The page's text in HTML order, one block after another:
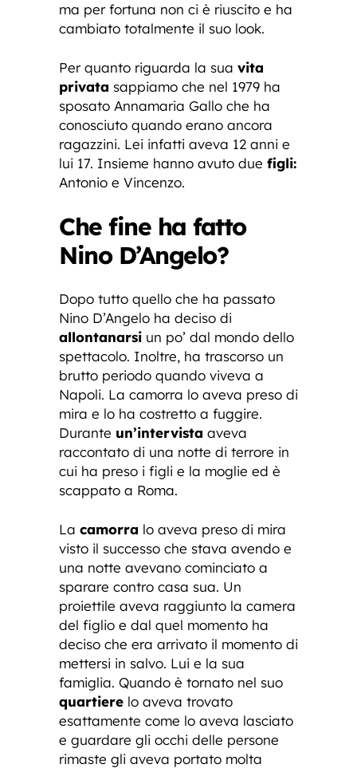
ma per fortuna non ci è riuscito e ha
cambiato totalmente il suo look.
Per quanto riguarda la sua vita
privata sappiamo che nel 1979 ha
sposato Annamaria Gallo che ha
conosciuto quando erano ancora
ragazzini. Lei infatti aveva 12 anni e
lui 17. Insieme hanno avuto due figli:
Antonio e Vincenzo.
Che fine ha fatto
Nino D’Angelo?
Dopo tutto quello che ha passato
Nino D’Angelo ha deciso di
allontanarsi un po’ dal mondo dello
spettacolo. Inoltre, ha trascorso un
brutto periodo quando viveva a
Napoli. La camorra lo aveva preso di
mira e lo ha costretto a fuggire.
Durante un’intervista aveva
raccontato di una notte di terrore in
cui ha preso i figli e la moglie ed è
scappato a Roma.
La camorra lo aveva preso di mira
visto il successo che stava avendo e
una notte avevano cominciato a
sparare contro casa sua. Un
proiettile aveva raggiunto la camera
del figlio e dal quel momento ha
deciso che era arrivato il momento di
mettersi in salvo. Lui e la sua
famiglia. Quando è tornato nel suo
quartiere lo aveva trovato
esattamente come lo aveva lasciato
e guardare gli occhi delle persone
rimaste gli aveva portato molta